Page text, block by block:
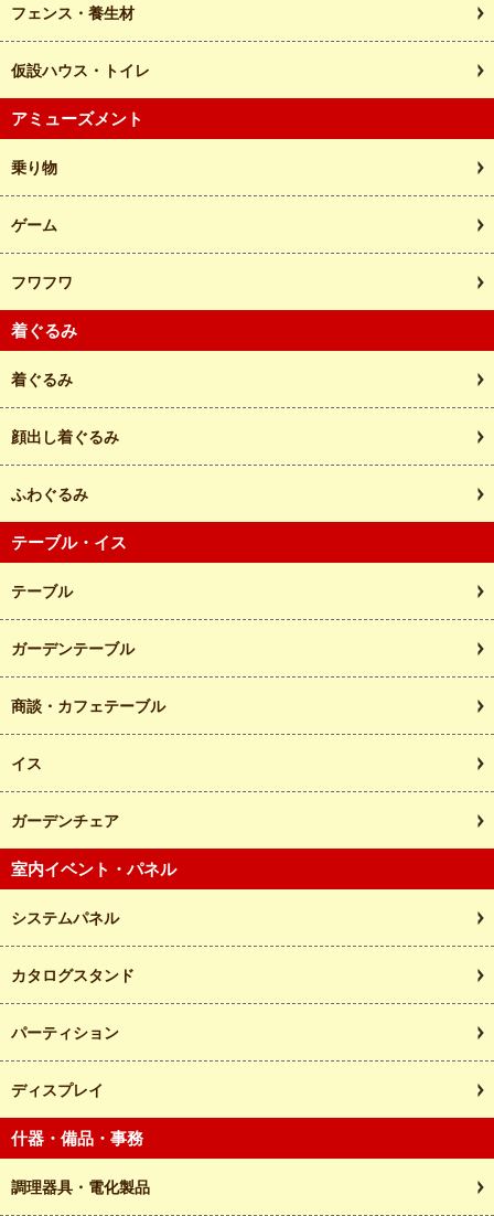
フェンス・養生材
仮設ハウス・トイレ
アミューズメント
乗り物
ゲーム
フワフワ
着ぐるみ
着ぐるみ
顔出し着ぐるみ
ふわぐるみ
テーブル・イス
テーブル
ガーデンテーブル
商談・カフェテーブル
イス
ガーデンチェア
室内イベント・パネル
システムパネル
カタログスタンド
パーティション
ディスプレイ
什器・備品・事務
調理器具・電化製品